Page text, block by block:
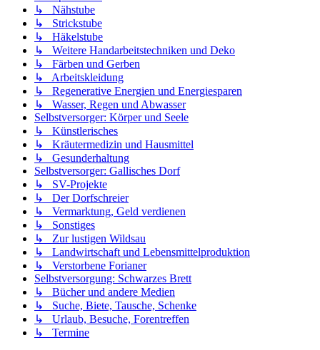
↳ Nähstube
↳ Strickstube
↳ Häkelstube
↳ Weitere Handarbeitstechniken und Deko
↳ Färben und Gerben
↳ Arbeitskleidung
↳ Regenerative Energien und Energiesparen
↳ Wasser, Regen und Abwasser
Selbstversorger: Körper und Seele
↳ Künstlerisches
↳ Kräutermedizin und Hausmittel
↳ Gesunderhaltung
Selbstversorger: Gallisches Dorf
↳ SV-Projekte
↳ Der Dorfschreier
↳ Vermarktung, Geld verdienen
↳ Sonstiges
↳ Zur lustigen Wildsau
↳ Landwirtschaft und Lebensmittelproduktion
↳ Verstorbene Forianer
Selbstversorgung: Schwarzes Brett
↳ Bücher und andere Medien
↳ Suche, Biete, Tausche, Schenke
↳ Urlaub, Besuche, Forentreffen
↳ Termine